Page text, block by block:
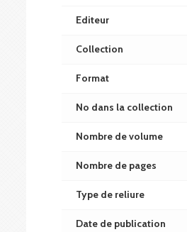
Editeur
Collection
Format
No dans la collection
Nombre de volume
Nombre de pages
Type de reliure
Date de publication